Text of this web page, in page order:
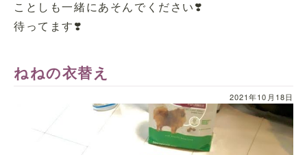
ことしも一緒にあそんでください❣️
待ってます❣️
ねねの衣替え
2021年10月18日